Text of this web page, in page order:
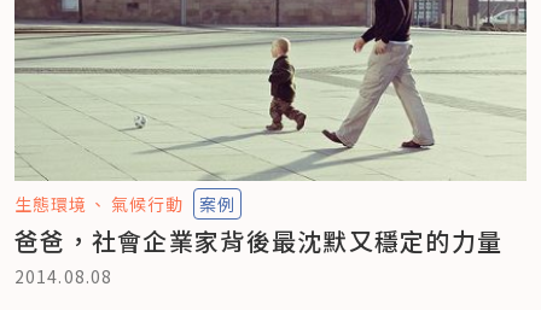
生態環境 氣候行動 案例
爸爸，社會企業家背後最沈默又穩定的力量
2014.08.08